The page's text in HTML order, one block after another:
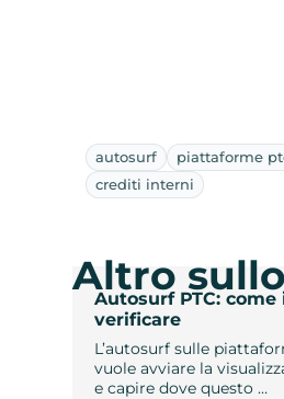
autosurf piattaforme
crediti interni
Autosurf PTC: come
verificare
L’autosurf sulle
vuole avviare la
e capire dove questo …
Altro